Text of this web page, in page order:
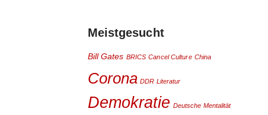
Meistgesucht
Bill Gates BRICS Cancel Culture China
Corona DDR Literatur
Demokratie Deutsche Mentalität